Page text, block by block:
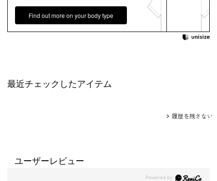
Find out more on your body type
最近チェックしたアイテム
履歴を残さない
ユーザーレビュー